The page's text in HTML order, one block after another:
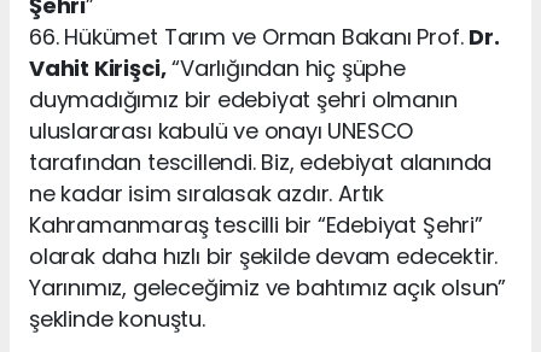
66. Hükümet Tarım ve Orman Bakanı Prof. Dr.
Vahit Kirişci,“Varlığından hiç şüphe
duymadığımız bir edebiyat şehri olmanın
uluslararası kabulü ve onayı UNESCO
tarafından tescillendi. Biz, edebiyat alanında
ne kadar isim sıralasak azdır. Artık
Kahramanmaraş tescilli bir “Edebiyat Şehri”
olarak daha hızlı bir şekilde devam edecektir.
Yarınımız, geleceğimiz ve bahtımız açık olsun”
şeklinde konuştu.